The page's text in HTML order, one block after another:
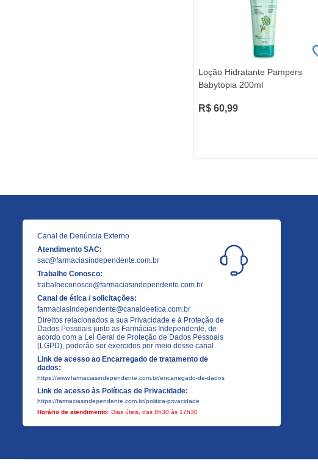
Loção Hidratante Pampers
Babytopia 200ml
R$ 60,99
Canal de Denúncia Externo
Atendimento SAC:
sac@farmaciasindependente.com.br
Trabalhe Conosco:
trabalheconosco@farmaciasindependente.com.br
Canal de ética / solicitações:
farmaciasindependente@canaldeetica.com.br
Direitos relacionados a sua Privacidade e à Proteção de
Dados Pessoais junto as Farmácias Independente, de
acordo com a Lei Geral de Proteção de Dados Pessoais
(LGPD), poderão ser exercidos por meio desse canal
Link de acesso ao Encarregado de tratamento de
dados:
https://www.farmaciasindependente.com.br/encarregado-de-dados
Link de acesso às Políticas de Privacidade:
https://farmaciasindependente.com.br/politica-privacidade
Horário de atendimento: Dias úteis, das 8h30 às 17h30